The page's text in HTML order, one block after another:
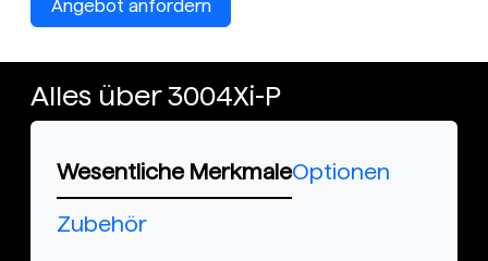
Angebot anfordern
Alles über 3004Xi-P
Wesentliche MerkmaleOptionen
Zubehör